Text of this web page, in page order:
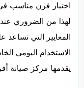
اختيار فرن مناسب
لهذا من الضروري
المعايير التي
الاستخدام اليومي
يقدمها مركز صيانة